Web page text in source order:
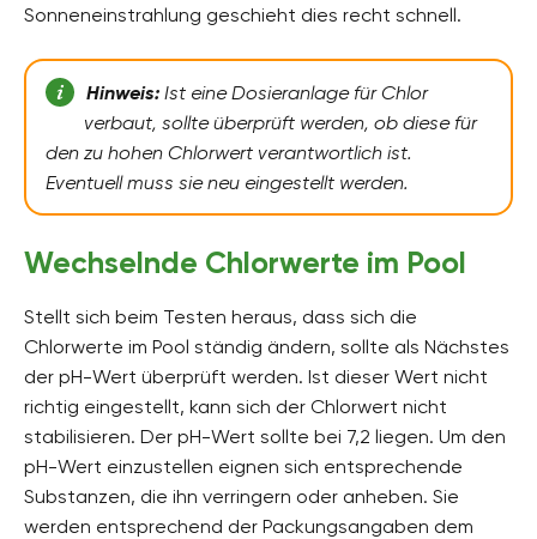
Sonneneinstrahlung geschieht dies recht schnell.
Hinweis:Ist eine Dosieranlage für Chlor
verbaut, sollte überprüft werden, ob diese für
den zu hohen Chlorwert verantwortlich ist.
Eventuell muss sie neu eingestellt werden.
Wechselnde Chlorwerte im Pool
Stellt sich beim Testen heraus, dass sich die
Chlorwerte im Pool ständig ändern, sollte als Nächstes
der pH-Wert überprüft werden. Ist dieser Wert nicht
richtig eingestellt, kann sich der Chlorwert nicht
stabilisieren. Der pH-Wert sollte bei 7,2 liegen. Um den
pH-Wert einzustellen eignen sich entsprechende
Substanzen, die ihn verringern oder anheben. Sie
werden entsprechend der Packungsangaben dem